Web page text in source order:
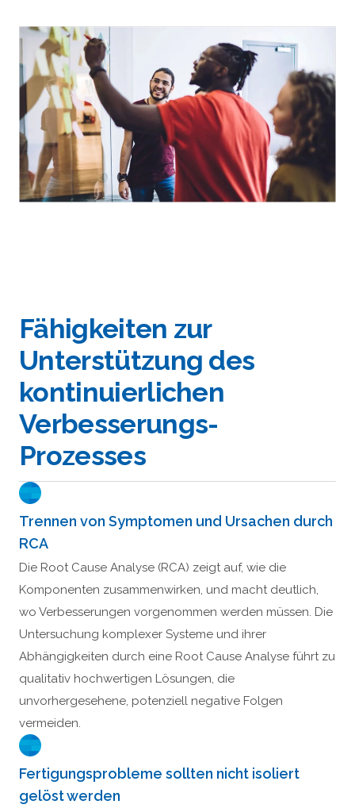
Fähigkeiten zur
Unterstützung des
kontinuierlichen
Verbesserungs-
Prozesses
Trennen von Symptomen und Ursachen durch
RCA
Die Root Cause Analyse (RCA) zeigt auf, wie die
Komponenten zusammenwirken, und macht deutlich,
wo Verbesserungen vorgenommen werden müssen. Die
Untersuchung komplexer Systeme und ihrer
Abhängigkeiten durch eine Root Cause Analyse führt zu
qualitativ hochwertigen Lösungen, die
unvorhergesehene, potenziell negative Folgen
vermeiden.
Fertigungsprobleme sollten nicht isoliert
gelöst werden